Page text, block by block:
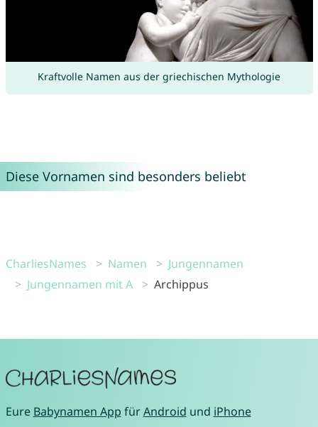
Kraftvolle Namen aus der griechischen Mythologie
Diese Vornamen sind besonders beliebt
CharliesNames Namen
Jungennamen
Jungennamen mit A
Archippus
Eure Babynamen App fürAndroid und iPhone